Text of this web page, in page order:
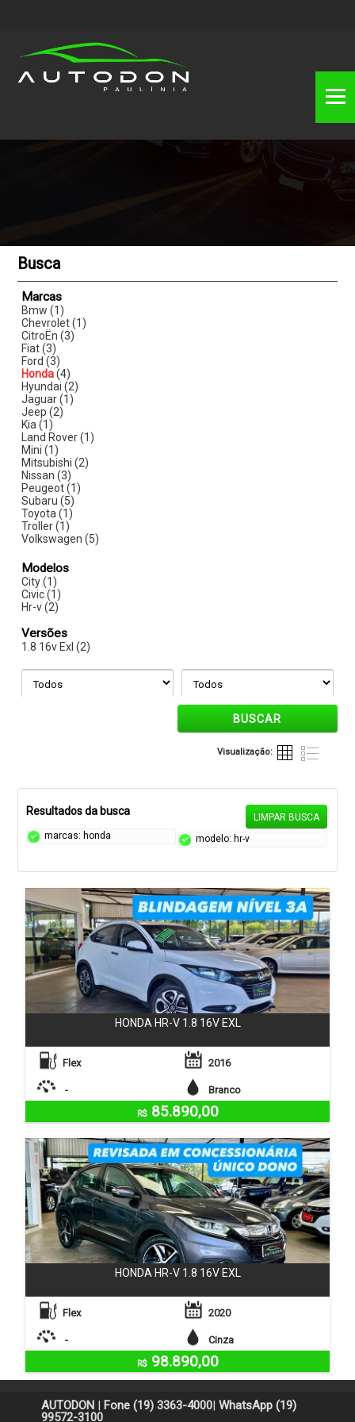
Busca
Marcas
Bmw (1)
Chevrolet (1)
CitroËn (3)
Fiat (3)
Ford (3)
Honda(4)
Hyundai (2)
Jaguar (1)
Jeep (2)
Kia (1)
Land Rover (1)
Mini (1)
Mitsubishi (2)
Nissan (3)
Peugeot (1)
Subaru (5)
Toyota (1)
Troller (1)
Volkswagen (5)
Modelos
City (1)
Civic (1)
Hr-v (2)
Versões
1.8 16v Exl (2)
BUSCAR
Visualização:
Resultados da busca
LIMPAR BUSCA
marcas: honda
modelo: hr-v
HONDA HR-V 1.8 16V EXL
Flex 2016
- Branco
R$85.890,00
HONDA HR-V 1.8 16V EXL
Flex 2020
- Cinza
R$98.890,00
AUTODON | Fone (19) 3363-4000| WhatsApp (19)
99572-3100